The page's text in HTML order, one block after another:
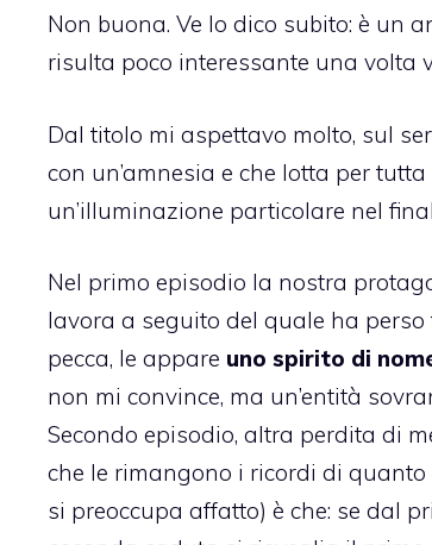
Non buona. Ve lo dico subito: è un
risulta poco interessante una volta
Dal titolo mi aspettavo molto, sul
con un’amnesia e che lotta per
un’illuminazione particolare nel
Nel primo episodio la nostra
lavora a seguito del quale ha
pecca, le appare uno spirito di
non mi convince, ma un’entità
Secondo episodio, altra perdita di
che le rimangono i ricordi di
si preoccupa affatto) è che: se dal